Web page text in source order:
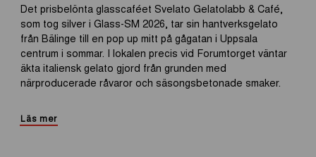
Det prisbelönta glasscaféet Svelato Gelatolabb & Café,
som tog silver i Glass-SM 2026, tar sin hantverksgelato
från Bälinge till en pop up mitt på gågatan i Uppsala
centrum i sommar. I lokalen precis vid Forumtorget väntar
äkta italiensk gelato gjord från grunden med
närproducerade råvaror och säsongsbetonade smaker.
Läs mer